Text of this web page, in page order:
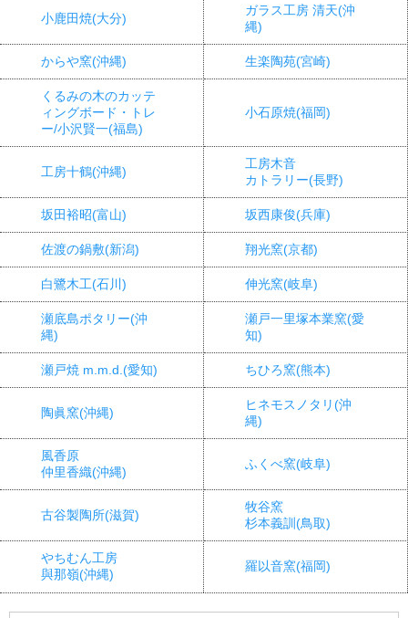
小鹿田焼(大分)
ガラス工房 清天(沖
縄)
からや窯(沖縄) 生楽陶苑(宮崎)
くるみの木のカッテ
ィングボード・トレ
ー/小沢賢一(福島)
小石原焼(福岡)
工房十鶴(沖縄)
工房木音
カトラリー(長野)
坂田裕昭(富山) 坂西康俊(兵庫)
佐渡の鍋敷(新潟) 翔光窯(京都)
白鷺木工(石川) 伸光窯(岐阜)
瀬底島ポタリー(沖
縄)
瀬戸一里塚本業窯(愛
知)
瀬戸焼 m.m.d.(愛知) ちひろ窯(熊本)
陶眞窯(沖縄)
ヒネモスノタリ(沖
縄)
風香原
仲里香織(沖縄)
ふくべ窯(岐阜)
古谷製陶所(滋賀)
牧谷窯
杉本義訓(鳥取)
やちむん工房
與那嶺(沖縄)
羅以音窯(福岡)